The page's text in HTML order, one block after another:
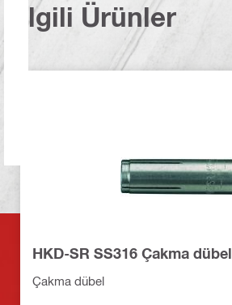
İlgili Ürünler
HKD-SR SS316 Çakma dübel
Çakma dübel